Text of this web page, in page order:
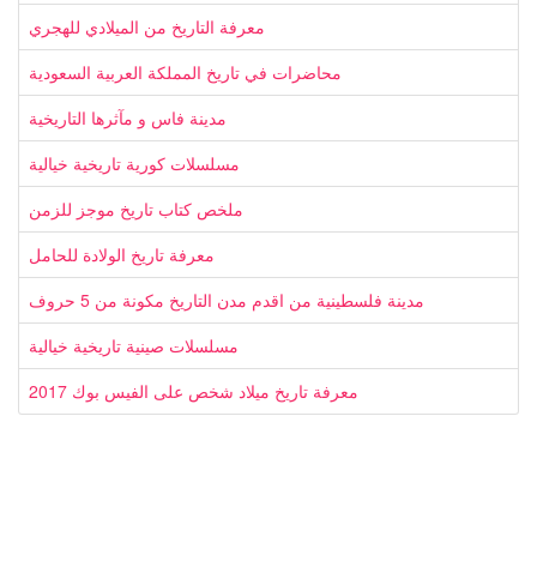
معرفة التاريخ من الميلادي للهجري
محاضرات في تاريخ المملكة العربية السعودية
مدينة فاس و مآثرها التاريخية
مسلسلات كورية تاريخية خيالية
ملخص كتاب تاريخ موجز للزمن
معرفة تاريخ الولادة للحامل
مدينة فلسطينية من اقدم مدن التاريخ مكونة من 5 حروف
مسلسلات صينية تاريخية خيالية
معرفة تاريخ ميلاد شخص على الفيس بوك 2017